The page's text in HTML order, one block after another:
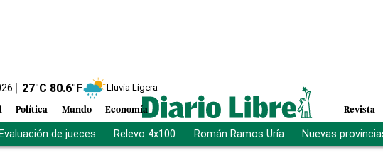
27°C 80.6°F Lluvia Ligera
Política Mundo Economía Revista
Evaluación de jueces Relevo 4x100 Román Ramos Uría Nuevas